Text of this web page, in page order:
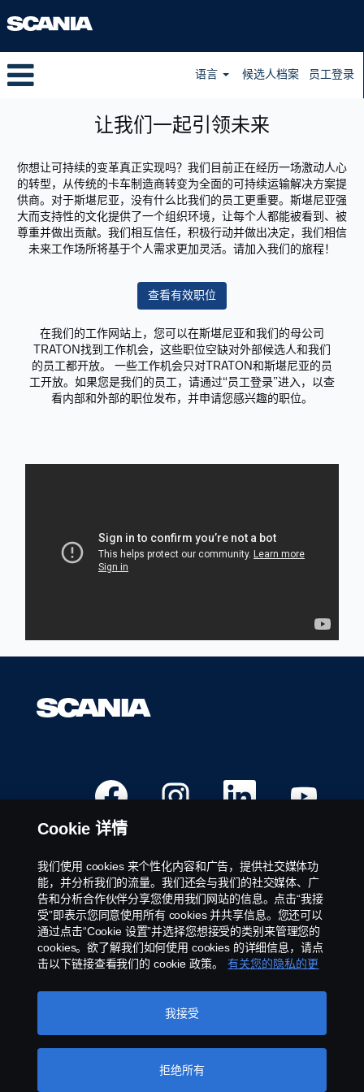
语言 候选人档案 员工登录
让我们一起引领未来
你想让可持续的变革真正实现吗？我们目前正在经历一场激动人心
的转型，从传统的卡车制造商转变为全面的可持续运输解决方案提
供商。对于斯堪尼亚，没有什么比我们的员工更重要。斯堪尼亚强
大而支持性的文化提供了一个组织环境，让每个人都能被看到、被
尊重并做出贡献。我们相互信任，积极行动并做出决定，我们相信
未来工作场所将基于个人需求更加灵活。请加入我们的旅程！
查看有效职位
在我们的工作网站上，您可以在斯堪尼亚和我们的母公司
TRATON找到工作机会，这些职位空缺对外部候选人和我们
的员工都开放。 一些工作机会只对TRATON和斯堪尼亚的员
工开放。如果您是我们的员工，请通过“员工登录”进入，以查
看内部和外部的职位发布，并申请您感兴趣的职位。
在
新
选
卡
中
。
在
新
选
开
。
在
新
选
开
。
新
选
开
。
有效职位
职业地点
联系我们
关于斯堪尼亚
法律声明
私隐政策声明
插件
Cookie 详情
我们使用 cookies 来个性化内容和广告，提供社交媒体功
能，并分析我们的流量。我们还会与我们的社交媒体、广
告和分析合作伙伴分享您使用我们网站的信息。点击“我接
受”即表示您同意使用所有 cookies 并共享信息。您还可以
通过点击“Cookie 设置”并选择您想接受的类别来管理您的
cookies。欲了解我们如何使用 cookies 的详细信息，请点
击以下链接查看我们的 cookie 政策。
有关您的隐私的更
拒绝所有
我接受